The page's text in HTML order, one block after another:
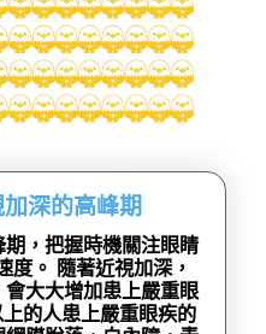
深的高峰期
，把握時機關注眼睛
度。 隨著近視加深，
大大增加患上嚴重眼
的人患上嚴重眼疾的